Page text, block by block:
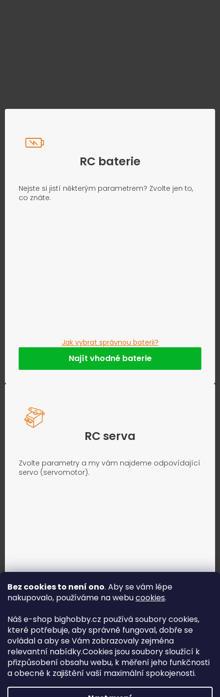
Bez cookies to není ono. Aby se vám lépe
nakupovalo, používáme na webucookies.
Náš e-shop bighobby.cz používá soubory cookies,
které potřebuje, aby správně fungoval, dobře se
ovládal a aby se Vám zobrazovaly zejména
relevantní nabídky.Cookies jsou soubory sloužící k
přizpůsobení obsahu webu, k měření jeho funkčnosti
a obecně k zajištění vaší maximální spokojenosti.
RC baterie
Nejste si jistí některým parametrem? Zvolte jen to,
co znáte.
Jak vybrat správnou baterii?
Najít vhodné baterie
RC serva
Zvolte parametry a my vám najdeme odpovídající
servo (servomotor).
Jak vybrat správné servo?
Najít správné servo